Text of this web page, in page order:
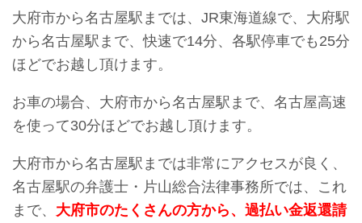
大府市から名古屋駅までは、JR東海道線で、大府駅
から名古屋駅まで、快速で14分、各駅停車でも25分
ほどでお越し頂けます。
お車の場合、大府市から名古屋駅まで、名古屋高速
を使って30分ほどでお越し頂けます。
大府市から名古屋駅までは非常にアクセスが良く、
名古屋駅の弁護士・片山総合法律事務所では、これ
まで、 大府市のたくさんの方から、過払い金返還請